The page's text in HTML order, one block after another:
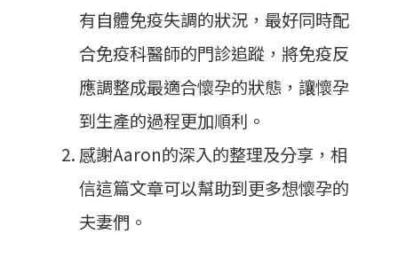
有自體免疫失調的狀況，最好同時配
合免疫科醫師的門診追蹤，將免疫反
應調整成最適合懷孕的狀態，讓懷孕
到生產的過程更加順利。
感謝Aaron的深入的整理及分享，相
信這篇文章可以幫助到更多想懷孕的
夫妻們。